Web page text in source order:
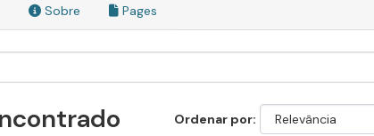
Sobre Pages
Ordenar por